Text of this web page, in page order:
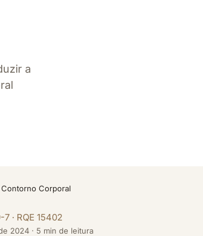
a
Corporal
· RQE 15402
2024 · 5 min de leitura